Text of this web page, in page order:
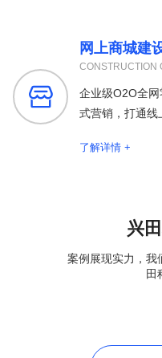

网上商城建
CONSTRUCTION
企业级O2O全
式营销，打通线
了解详情 +
兴
案例展现实力，我
田